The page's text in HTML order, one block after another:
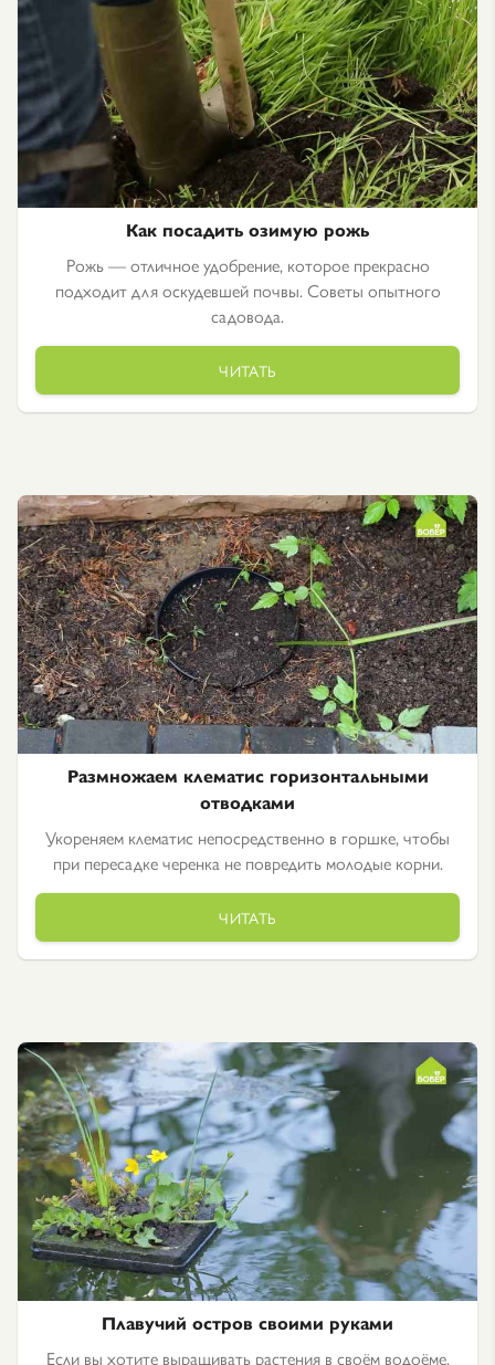
Как посадить озимую рожь
Рожь — отличное удобрение, которое прекрасно
подходит для оскудевшей почвы. Советы опытного
садовода.
ЧИТАТЬ
Размножаем клематис горизонтальными
отводками
Укореняем клематис непосредственно в горшке, чтобы
при пересадке черенка не повредить молодые корни.
ЧИТАТЬ
Плавучий остров своими руками
Если вы хотите выращивать растения в своём водоёме,